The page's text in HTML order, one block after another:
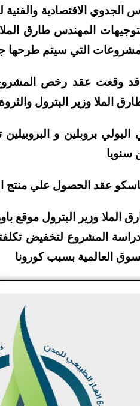
الجدوي الاقتصادية
المهندس طارق الملا
التي سيتم طرحها
قد وقعت عقد رخص
عقد الحصول علي منتج
وزير البترول موقع
المشروع لتخفيض تكلفته
العالمية بسبب كورونا